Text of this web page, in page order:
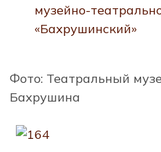
музейно-
«Бахрушинский»
Фото: Театральный
Бахрушина